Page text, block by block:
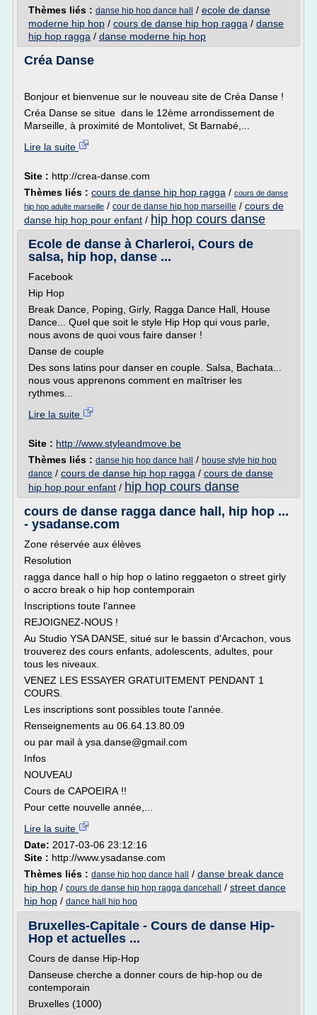
Thèmes liés : danse hip hop dance hall / ecole de danse
moderne hip hop / cours de danse hip hop ragga / danse
hip hop ragga / danse moderne hip hop
Créa Danse
Bonjour et bienvenue sur le nouveau site de Créa Danse !
Créa Danse se situe dans le 12ème arrondissement de
Marseille, à proximité de Montolivet, St Barnabé,...
Lire la suite
Site : http://crea-danse.com
Thèmes liés : cours de danse hip hop ragga / cours de danse
hip hop adulte marseille / cour de danse hip hop marseille / cours de
danse hip hop pour enfant / hip hop cours danse
Ecole de danse à Charleroi, Cours de
salsa, hip hop, danse ...
Facebook
Hip Hop
Break Dance, Poping, Girly, Ragga Dance Hall, House
Dance... Quel que soit le style Hip Hop qui vous parle,
nous avons de quoi vous faire danser !
Danse de couple
Des sons latins pour danser en couple. Salsa, Bachata...
nous vous apprenons comment en maîtriser les
rythmes...
Lire la suite
Site : http://www.styleandmove.be
Thèmes liés : danse hip hop dance hall / house style hip hop
dance / cours de danse hip hop ragga / cours de danse
hip hop pour enfant / hip hop cours danse
cours de danse ragga dance hall, hip hop ...
- ysadanse.com
Zone réservée aux élèves
Resolution
ragga dance hall o hip hop o latino reggaeton o street girly
o accro break o hip hop contemporain
Inscriptions toute l'annee
REJOIGNEZ-NOUS !
Au Studio YSA DANSE, situé sur le bassin d'Arcachon, vous
trouverez des cours enfants, adolescents, adultes, pour
tous les niveaux.
VENEZ LES ESSAYER GRATUITEMENT PENDANT 1
COURS.
Les inscriptions sont possibles toute l'année.
Renseignements au 06.64.13.80.09
ou par mail à ysa.danse@gmail.com
Infos
NOUVEAU
Cours de CAPOEIRA !!
Pour cette nouvelle année,...
Lire la suite
Date: 2017-03-06 23:12:16
Site : http://www.ysadanse.com
Thèmes liés : danse hip hop dance hall / danse break dance
hip hop / cours de danse hip hop ragga dancehall / street dance
hip hop / dance hall hip hop
Bruxelles-Capitale - Cours de danse Hip-
Hop et actuelles ...
Cours de danse Hip-Hop
Danseuse cherche a donner cours de hip-hop ou de
contemporain
Bruxelles (1000)